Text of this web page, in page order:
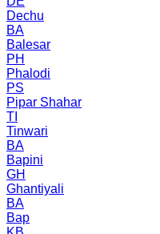
Dechu
BA
Balesar
PH
Phalodi
PS
Pipar Shahar
TI
Tinwari
BA
Bapini
GH
Ghantiyali
BA
Bap